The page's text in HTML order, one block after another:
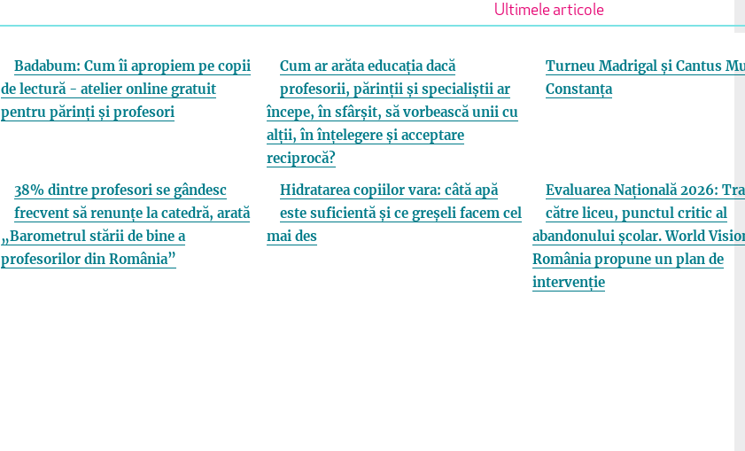
Ultimele articole
Badabum: Cum îi apropiem pe copii
de lectură - atelier online gratuit
pentru părinți și profesori
Cum ar arăta educația dacă
profesorii, părinții și specialiștii ar
începe, în sfârșit, să vorbească unii cu
alții, în înțelegere și acceptare
reciprocă?
Turneu Madrigal și Cantus
Constanța
38% dintre profesori se gândesc
frecvent să renunțe la catedră, arată
„Barometrul stării de bine a
profesorilor din România”
Hidratarea copiilor vara: câtă apă
este suficientă și ce greșeli facem cel
mai des
Evaluarea Națională 2026:
către liceu, punctul critic al
abandonului școlar. World
România propune un plan de
intervenție